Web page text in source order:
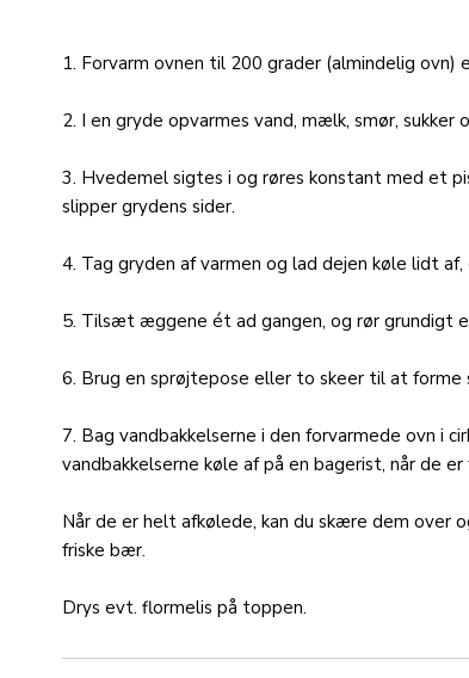
1. Forvarm ovnen til 200 grader (almindelig ovn)
2. I en gryde opvarmes vand, mælk, smør,
3. Hvedemel sigtes i og røres konstant med et
slipper grydens sider.
4. Tag gryden af varmen og lad dejen køle lidt
5. Tilsæt æggene ét ad gangen, og rør grundigt
6. Brug en sprøjtepose eller to skeer til at forme
7. Bag vandbakkelserne i den forvarmede ovn i
vandbakkelserne køle af på en bagerist, når de
Når de er helt afkølede, kan du skære dem over
friske bær.
Drys evt. flormelis på toppen.